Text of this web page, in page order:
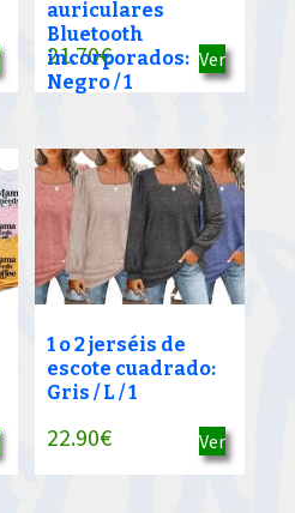
auriculares
Bluetooth
incorporados:
Negro / 1
21.70€ Ver
1 o 2 jerséis de
escote cuadrado:
Gris / L / 1
22.90€ Ver